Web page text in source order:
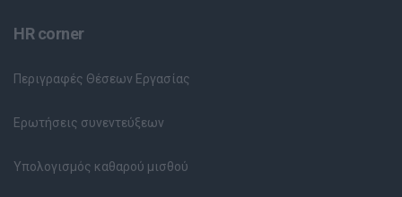
HR corner
Περιγραφές Θέσεων Εργασίας
Ερωτήσεις συνεντεύξεων
Υπολογισμός καθαρού μισθού